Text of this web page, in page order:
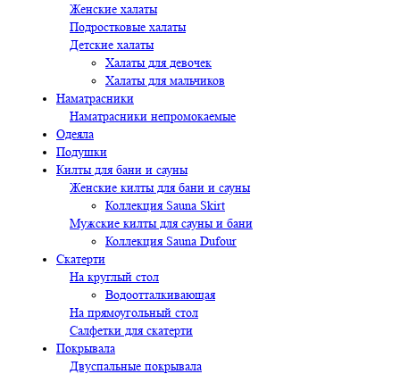
Женские халаты
Подростковые халаты
Детские халаты
Халаты для девочек
Халаты для мальчиков
Наматрасники
Наматрасники непромокаемые
Одеяла
Подушки
Килты для бани и сауны
Женские килты для бани и сауны
Коллекция Sauna Skirt
Мужские килты для сауны и бани
Коллекция Sauna Dufour
Скатерти
На круглый стол
Водоотталкивающая
На прямоугольный стол
Салфетки для скатерти
Покрывала
Двуспальные покрывала